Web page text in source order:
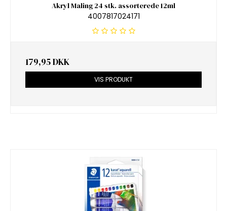
Akryl Maling 24 stk. assorterede 12ml
4007817024171
179,95 DKK
VIS PRODUKT